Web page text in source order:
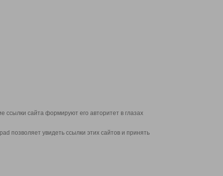
сайта формируют его авторитет в глазах
позволяет увидеть ссылки этих сайтов и принять